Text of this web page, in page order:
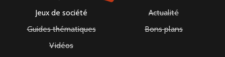
Jeux de société
Actualité
Guides thématiques
Bons plans
Vidéos